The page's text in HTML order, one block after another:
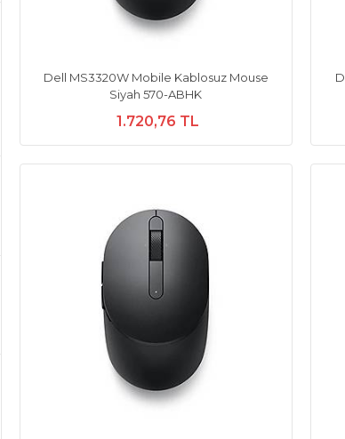
Dell MS3320W Mobile Kablosuz Mouse
Siyah 570-ABHK
1.720,76 TL